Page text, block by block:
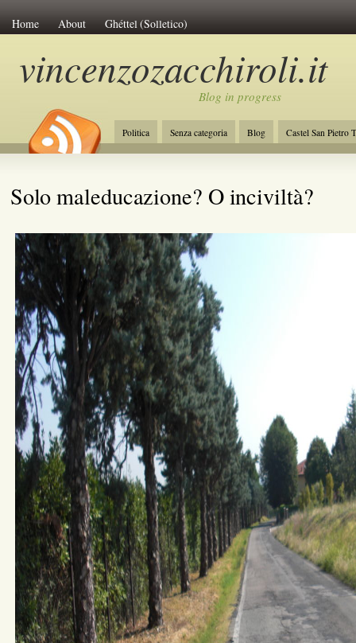
Home About Ghéttel (Solletico)
vincenzozacchiroli.it
Blog in progress
Politica Senza categoria Blog
Castel San Pietro
La Costituzione
Lavoro Initiative of Change
Solo maleducazione? O inciviltà?